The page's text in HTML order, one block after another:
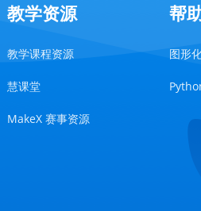
教学资源
教学课程资源
慧课堂
MakeX 赛事资源
帮
图形